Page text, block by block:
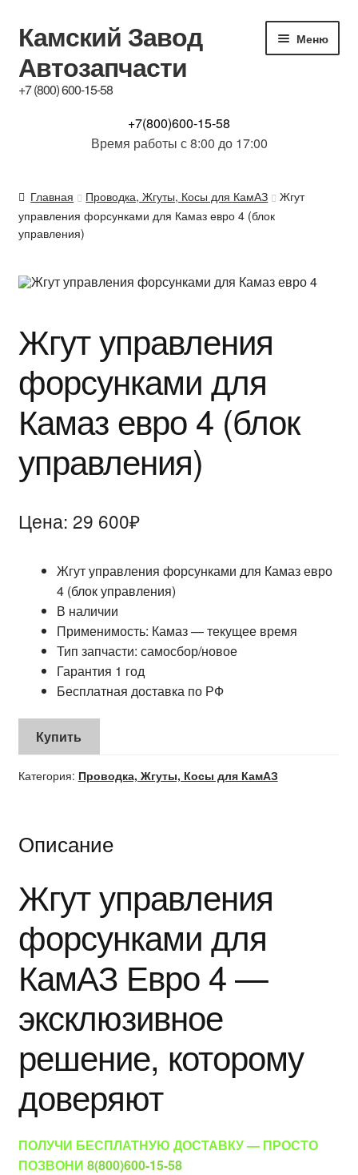
Перейти
к
навигации
Перейти
к
содержимому
Камский Завод
Автозапчасти
+7 (800) 600-15-58
Меню
Контакты
Обсуждение
Доставка и Гарантия
Отзывы
БЛОГ
+7(800)600-15-58
Время работы с 8:00 до 17:00
Главная Проводка, Жгуты, Косы для КамАЗ
Жгут
управления форсунками для Камаз евро 4 (блок
управления)
Жгут управления
форсунками для
Камаз евро 4 (блок
управления)
Цена: 29 600₽
Жгут управления форсунками для Камаз евро
4 (блок управления)
В наличии
Применимость: Камаз — текущее время
Тип запчасти: самосбор/новое
Гарантия 1 год
Бесплатная доставка по РФ
Купить
Категория: Проводка, Жгуты, Косы для КамАЗ
Описание
Жгут управления
форсунками для
КамАЗ Евро 4 —
эксклюзивное
решение, которому
доверяют
ПОЛУЧИ БЕСПЛАТНУЮ ДОСТАВКУ — ПРОСТО
ПОЗВОНИ 8(800)600-15-58